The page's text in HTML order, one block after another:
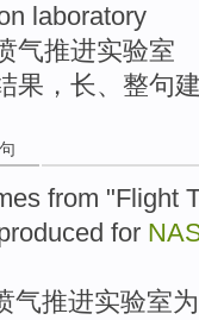
laboratory
气推进实验室
果，长、整句
from "Flight
for
气推进实验室为